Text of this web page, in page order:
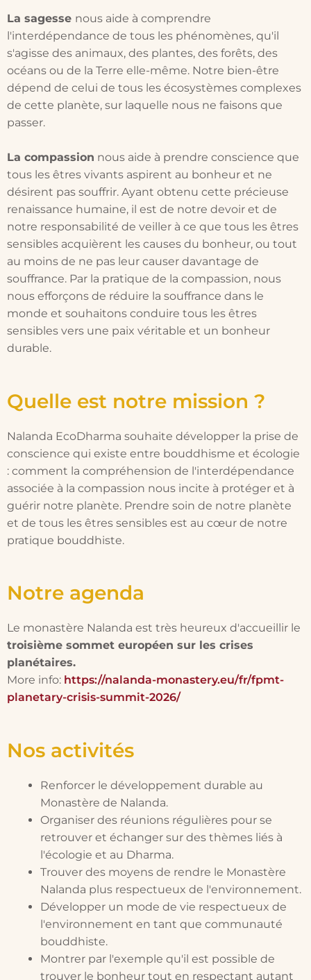
La sagesse nous aide à comprendre
l'interdépendance de tous les phénomènes, qu'il
s'agisse des animaux, des plantes, des forêts, des
océans ou de la Terre elle-même. Notre bien-être
dépend de celui de tous les écosystèmes complexes
de cette planète, sur laquelle nous ne faisons que
passer.
La compassion nous aide à prendre conscience que
tous les êtres vivants aspirent au bonheur et ne
désirent pas souffrir. Ayant obtenu cette précieuse
renaissance humaine, il est de notre devoir et de
notre responsabilité de veiller à ce que tous les êtres
sensibles acquièrent les causes du bonheur, ou tout
au moins de ne pas leur causer davantage de
souffrance. Par la pratique de la compassion, nous
nous efforçons de réduire la souffrance dans le
monde et souhaitons conduire tous les êtres
sensibles vers une paix véritable et un bonheur
durable.
Quelle est notre mission ?
Nalanda EcoDharma souhaite développer la prise de
conscience qui existe entre bouddhisme et écologie
: comment la compréhension de l'interdépendance
associée à la compassion nous incite à protéger et à
guérir notre planète. Prendre soin de notre planète
et de tous les êtres sensibles est au cœur de notre
pratique bouddhiste.
Notre agenda
Le monastère Nalanda est très heureux d'accueillir le
troisième sommet européen sur les crises
planétaires.
More info: https://nalanda-monastery.eu/fr/fpmt-
planetary-crisis-summit-2026/
Nos activités
Renforcer le développement durable au
Monastère de Nalanda.
Organiser des réunions régulières pour se
retrouver et échanger sur des thèmes liés à
l'écologie et au Dharma.
Trouver des moyens de rendre le Monastère
Nalanda plus respectueux de l'environnement.
Développer un mode de vie respectueux de
l'environnement en tant que communauté
bouddhiste.
Montrer par l'exemple qu'il est possible de
trouver le bonheur tout en respectant autant